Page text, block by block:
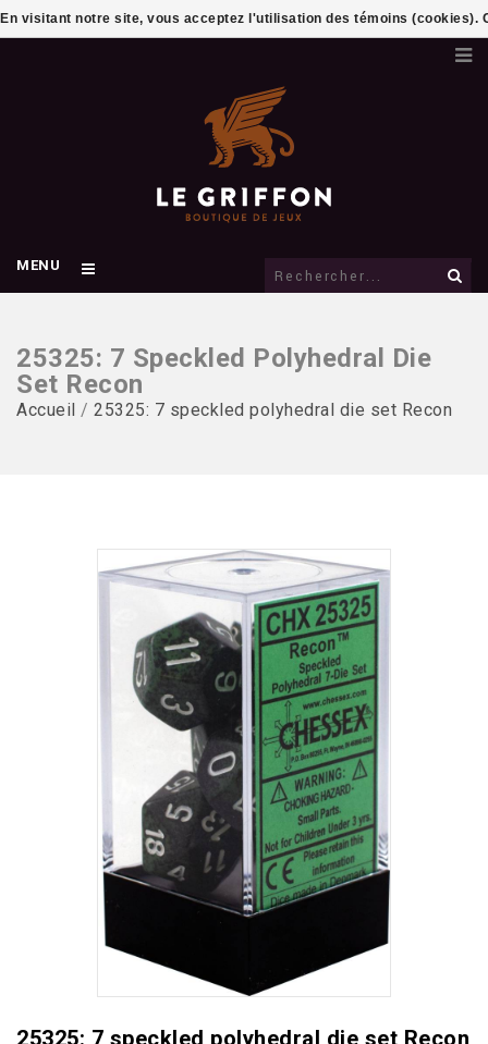
MENU
25325: 7 Speckled Polyhedral Die
Set Recon
Accueil / 25325: 7 speckled polyhedral die set Recon
25325: 7 speckled polyhedral die set Recon
En visitant notre site, vous acceptez l'utilisation des témoins